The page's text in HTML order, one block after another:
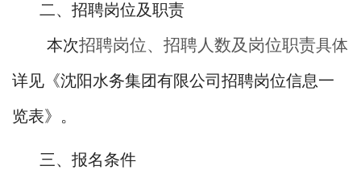
二、招聘岗位及职责
本次招聘岗位、招聘人数及岗位职责具体
详见《沈阳水务集团有限公司招聘岗位信息一
览表》。
三、报名条件